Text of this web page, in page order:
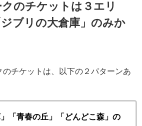
のチケットは３エリ
ジブリの大倉庫」のみか
チケットは、以下の２パターンあ
」「青春の丘」「どんどこ森」の